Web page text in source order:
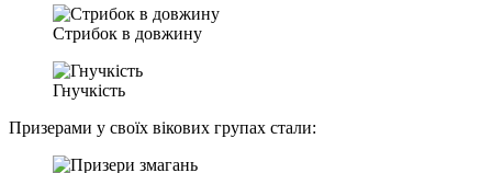
Стрибок в довжину
Гнучкість
Призерами у своїх вікових групах стали: